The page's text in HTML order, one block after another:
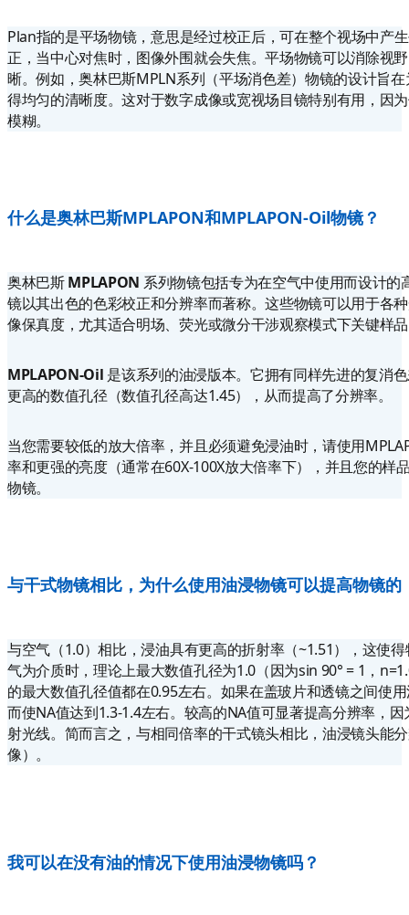
Plan指的是平场物镜，意思是经过校正后，可在整个视场中产
正，当中心对焦时，图像外围就会失焦。平场物镜可以消除视
晰。例如，奥林巴斯MPLN系列（平场消色差）物镜的设计旨
得均匀的清晰度。这对于数字成像或宽视场目镜特别有用，因
模糊。
什么是奥林巴斯MPLAPON和MPLAPON-Oil物镜？
奥林巴斯MPLAPON 系列物镜包括专为在空气中使用而设计
镜以其出色的色彩校正和分辨率而著称。这些物镜可以用于各
像保真度，尤其适合明场、荧光或微分干涉观察模式下关键样
MPLAPON-Oil 是该系列的油浸版本。它拥有同样先进的复消
更高的数值孔径（数值孔径高达1.45），从而提高了分辨率。
当您需要较低的放大倍率，并且必须避免浸油时，请使用
率和更强的亮度（通常在60X-100X放大倍率下），并且您的样
物镜。
与干式物镜相比，为什么使用油浸物镜可以提高物镜的
与空气（1.0）相比，浸油具有更高的折射率（~1.51），这使
气为介质时，理论上最大数值孔径为1.0（因为sin 90° = 1，
的最大数值孔径值都在0.95左右。如果在盖玻片和透镜之间使
而使NA值达到1.3-1.4左右。较高的NA值可显著提高分辨率，
射光线。简而言之，与相同倍率的干式镜头相比，油浸镜头能
像）。
我可以在没有油的情况下使用油浸物镜吗？